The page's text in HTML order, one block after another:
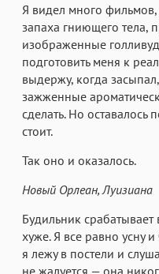
Я видел много
запаха гниющего тела,
изображенные
подготовить меня к
выдержу, когда
зажженные
сделать. Но оставалось
стоит.
Так оно и оказалось.
Новый Орлеан, Луизиана
Будильник
хуже. Я все равно усну
я лежу в постели и
не жалуется — она